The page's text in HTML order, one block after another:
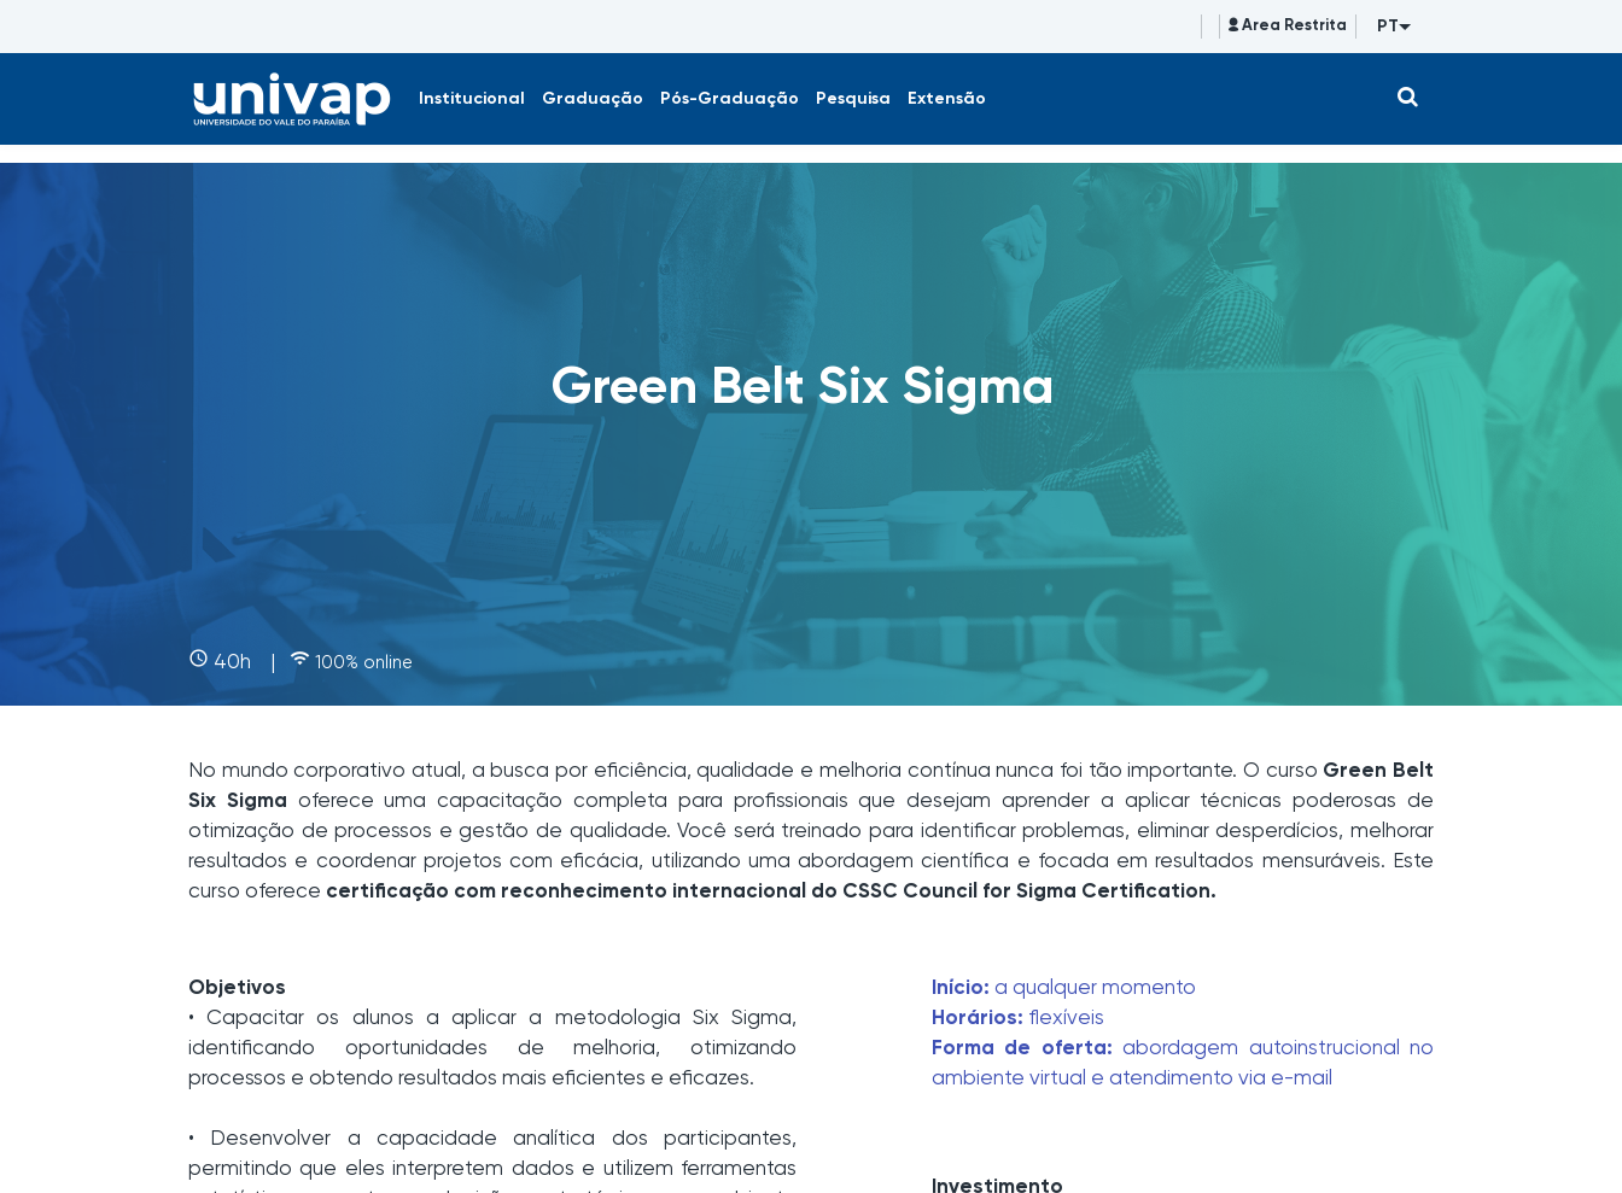
Area Restrita PT
Institucional Graduação Pós-Graduação Pesquisa Extensão
Green Belt Six Sigma
access_time 40h | wifi 100% online
No mundo corporativo atual, a busca por eficiência, qualidade e melhoria contínua nunca foi tão importante. O curso Green Belt
Six Sigma oferece uma capacitação completa para profissionais que desejam aprender a aplicar técnicas poderosas de
otimização de processos e gestão de qualidade. Você será treinado para identificar problemas, eliminar desperdícios, melhorar
resultados e coordenar projetos com eficácia, utilizando uma abordagem científica e focada em resultados mensuráveis. Este
curso oferece certificação com reconhecimento internacional do CSSC Council for Sigma Certification.
Objetivos
• Capacitar os alunos a aplicar a metodologia Six Sigma,
identificando oportunidades de melhoria, otimizando
processos e obtendo resultados mais eficientes e eficazes.
• Desenvolver a capacidade analítica dos participantes,
permitindo que eles interpretem dados e utilizem ferramentas
Início: a qualquer momento
Horários: flexíveis
Forma de oferta: abordagem autoinstrucional no
ambiente virtual e atendimento via e-mail
Investimento